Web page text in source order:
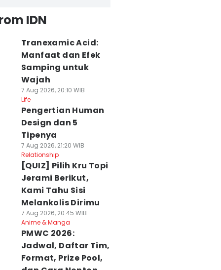
IDN
Tranexamic Acid:
Manfaat dan Efek
Samping untuk
Wajah
7 Aug 2026, 20:10 WIB
Life
Pengertian Human
Design dan 5
Tipenya
7 Aug 2026, 21:20 WIB
Relationship
[QUIZ] Pilih Kru Topi
Jerami Berikut,
Kami Tahu Sisi
Melankolis Dirimu
7 Aug 2026, 20:45 WIB
Anime & Manga
PMWC 2026:
Jadwal, Daftar Tim,
Format, Prize Pool,